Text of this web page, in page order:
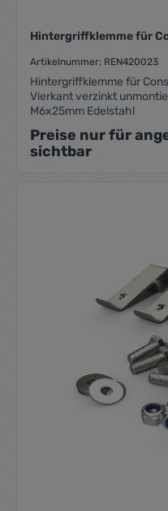
Hintergriffklemme für
Artikelnummer: REN420023
Hintergriffklemme für
Vierkant verzinkt
M6x25mm Edelstahl
Preise nur für
sichtbar